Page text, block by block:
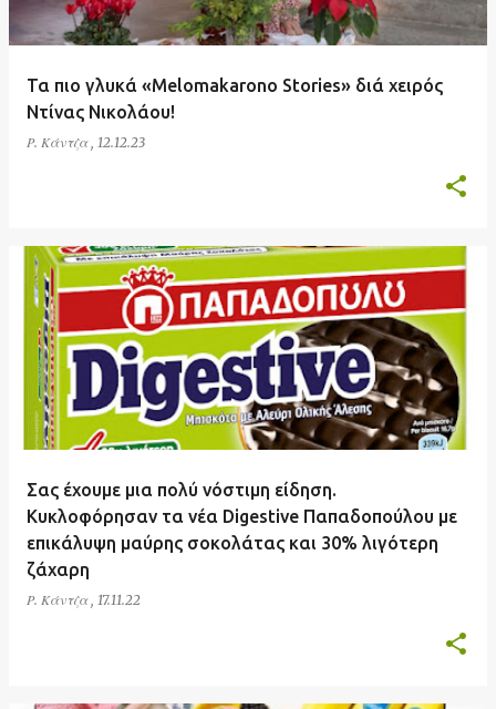
Τα πιο γλυκά «Melomakarono Stories» διά χειρός
Ντίνας Νικολάου!
Ρ. Κάντζα , 12.12.23
Σας έχουμε μια πολύ νόστιμη είδηση.
Κυκλοφόρησαν τα νέα Digestive Παπαδοπούλου με
επικάλυψη μαύρης σοκολάτας και 30% λιγότερη
ζάχαρη
Ρ. Κάντζα , 17.11.22